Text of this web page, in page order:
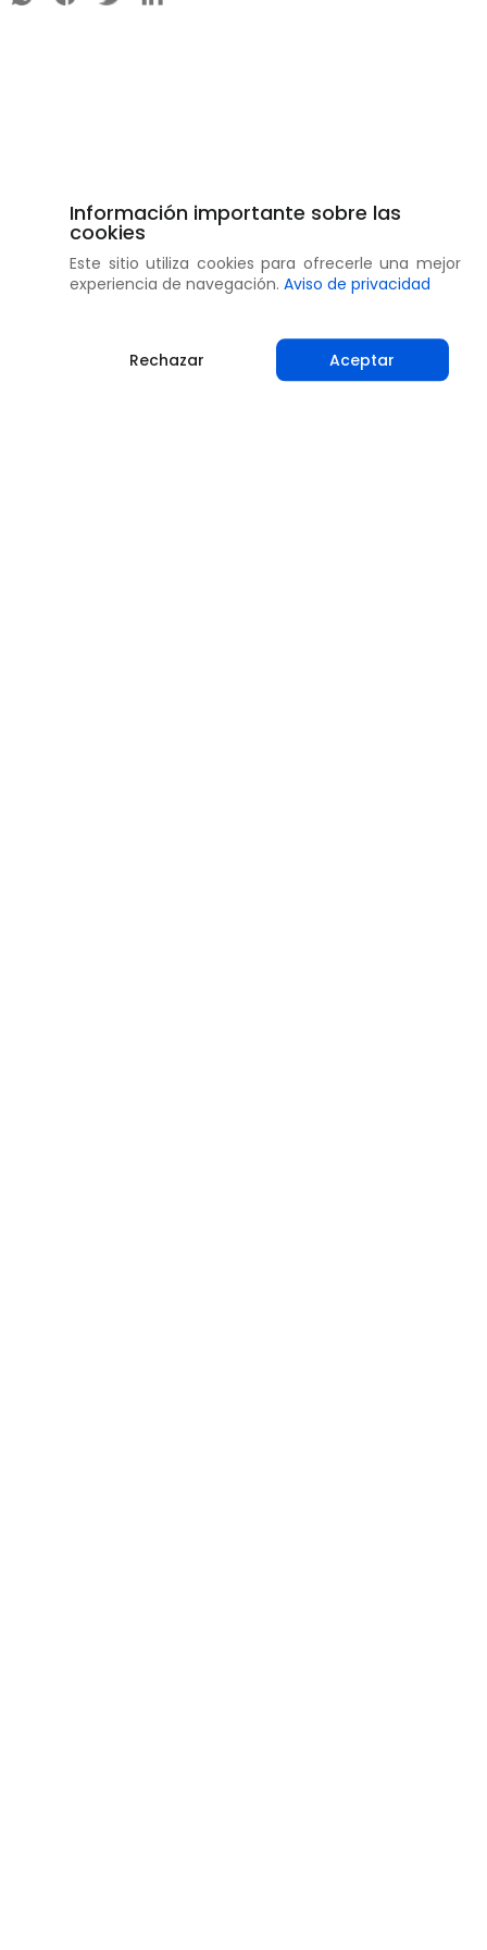
Información importante sobre las
cookies
Este sitio utiliza cookies para ofrecerle una mejor
experiencia de navegación. Aviso de privacidad
Rechazar Aceptar